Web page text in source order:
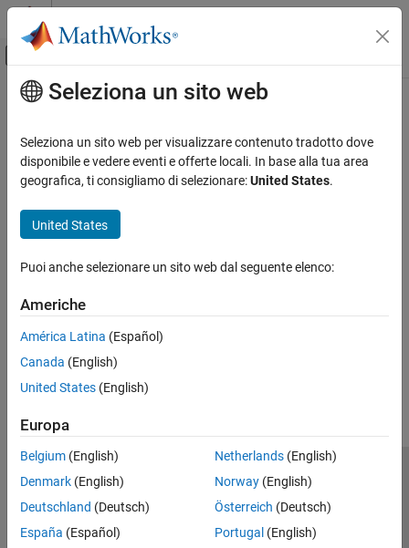
Vai al contenuto
Attiva/disattiva menu di navigazione
Pagina iniziale della documentazione
Contenuto principale
How useful was this information?
Seleziona un sito web
Seleziona un sito web per visualizzare contenuto tradotto dove
disponibile e vedere eventi e offerte locali. In base alla tua area
geografica, ti consigliamo di selezionare:United States.
United States
Puoi anche selezionare un sito web dal seguente elenco:
Americhe
América Latina (Español)
Canada (English)
United States (English)
Europa
Belgium (English)
Denmark (English)
Deutschland (Deutsch)
España (Español)
Netherlands(English)
Norway(English)
Österreich (Deutsch)
Portugal (English)
Centro di fiducia
Informativa sulla privacy
Antipirateria
Stato dell'applicazione
Contatti
© 1994-2026 The MathWorks, Inc.